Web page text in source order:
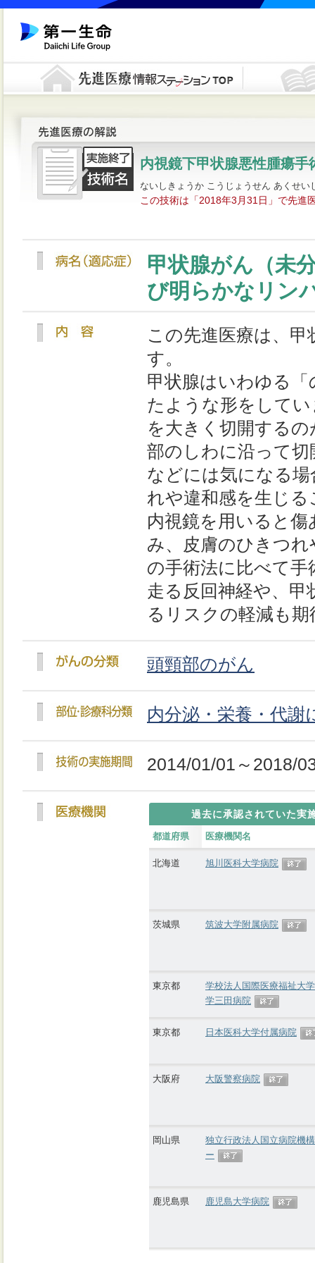
内視鏡下甲状腺悪性腫瘍手
ないしきょうか こうじょうせん あくせい
この技術は「2018年3月31日」で先進
甲状腺がん（未
び明らかなリン
この先進医療は、
す。
甲状腺はいわゆる
たような形をして
を大きく切開する
部のしわに沿って
などには気になる
れや違和感を生じ
内視鏡を用いると
み、皮膚のひきつ
の手術法に比べて
走る反回神経や、甲
るリスクの軽減も
頭頸部のがん
内分泌・栄養・代謝
2014/01/01～2018/
過去に承認されていた実
都道府県 医療機関名
北海道 旭川医科大学病院
茨城県 筑波大学附属病院
東京都
学校法人国際医療福祉大
学三田病院
東京都 日本医科大学付属病院
大阪府 大阪警察病院
岡山県
独立行政法人国立病院機
ー
鹿児島県 鹿児島大学病院